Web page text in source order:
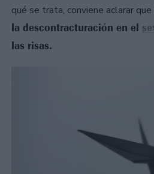
qué se trata, conviene aclarar que
la descontracturación en el
las risas.